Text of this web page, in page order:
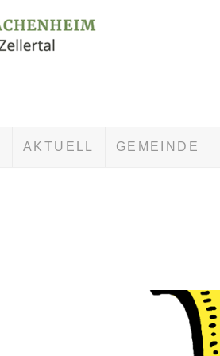
AKTUELL GEMEINDE